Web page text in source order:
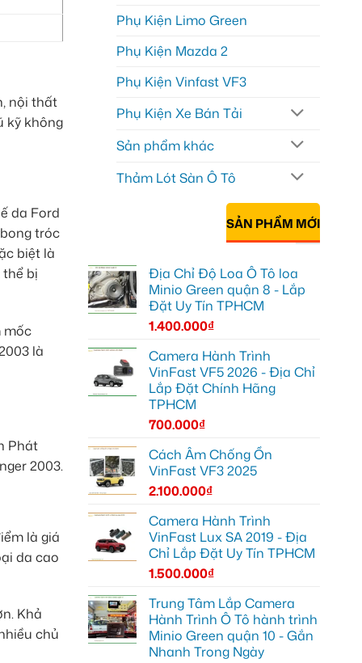
nội thất
kỹ không
da Ford
tróc
biệt là
bị
mốc
là
Phát
2003.
là giá
da cao
Khả
chủ
Phụ Kiện Limo Green
Phụ Kiện Mazda 2
Phụ Kiện Vinfast VF3
Phụ Kiện Xe Bán Tải
Sản phẩm khác
Thảm Lót Sàn Ô Tô
SẢN PHẨM MỚI
Địa Chỉ Độ Loa Ô Tô loa
Minio Green quận 8 - Lắp
Đặt Uy Tín TPHCM
1.400.000₫
Camera Hành Trình
VinFast VF5 2026 - Địa Chỉ
Lắp Đặt Chính Hãng
TPHCM
700.000₫
Cách Âm Chống Ồn
VinFast VF3 2025
2.100.000₫
Camera Hành Trình
VinFast Lux SA 2019 - Địa
Chỉ Lắp Đặt Uy Tín TPHCM
1.500.000₫
Trung Tâm Lắp Camera
Hành Trình Ô Tô hành trình
Minio Green quận 10 - Gắn
Nhanh Trong Ngày